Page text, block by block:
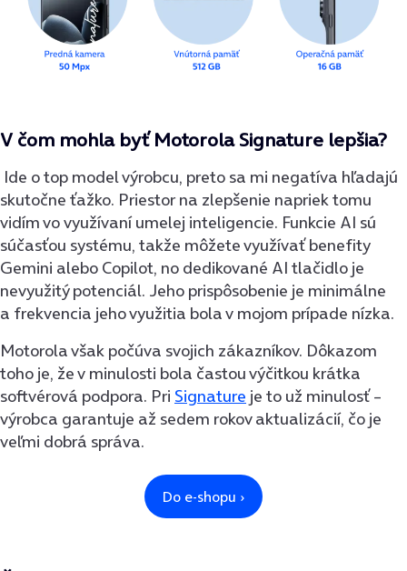
V čom mohla byť Motorola Signature lepšia?
Ide o top model výrobcu, preto sa mi negatíva hľadajú
skutočne ťažko. Priestor na zlepšenie napriek tomu
vidím vo využívaní umelej inteligencie. Funkcie AI sú
súčasťou systému, takže môžete využívať benefity
Gemini alebo Copilot, no dedikované AI tlačidlo je
nevyužitý potenciál. Jeho prispôsobenie je minimálne
a frekvencia jeho využitia bola v mojom prípade nízka.
Motorola však počúva svojich zákazníkov. Dôkazom
toho je, že v minulosti bola častou výčitkou krátka
softvérová podpora. Pri Signature je to už minulosť –
výrobca garantuje až sedem rokov aktualizácií, čo je
veľmi dobrá správa.